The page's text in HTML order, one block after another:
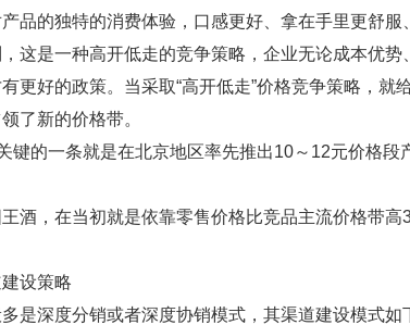
品的独特的消费体验，口感更好、拿在手里更舒服
是一种高开低走的竞争策略，企业无论成本优势
更好的政策。当采取“高开低走”价格竞争策略，就
了新的价格带。
的一条就是在北京地区率先推出10～12元价格段
，在当初就是依靠零售价格比竞品主流价格带高
设策略
深度分销或者深度协销模式，其渠道建设模式如